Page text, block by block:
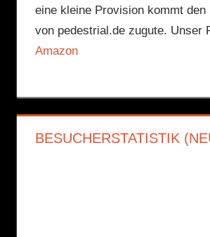
eine kleine Provision kommt den
von pedestrial.de zugute. Unser
Amazon
BESUCHERSTATISTIK